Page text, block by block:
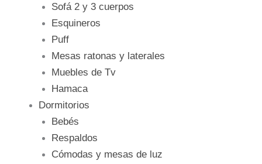
Sofá 2 y 3 cuerpos
Esquineros
Puff
Mesas ratonas y laterales
Muebles de Tv
Hamaca
Dormitorios
Bebés
Respaldos
Cómodas y mesas de luz